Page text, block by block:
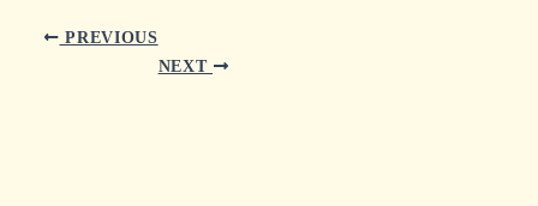
PREVIOUS
NEXT